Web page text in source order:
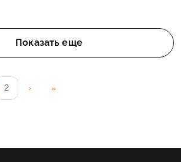
Показать еще
2 › »